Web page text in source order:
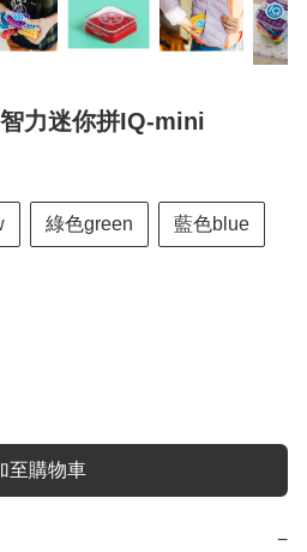
力迷你拼IQ-mini
綠色green 藍色blue
至購物車
−